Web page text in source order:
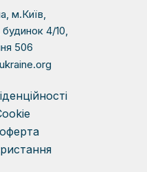
м.Київ,
будинок 4/10,
506